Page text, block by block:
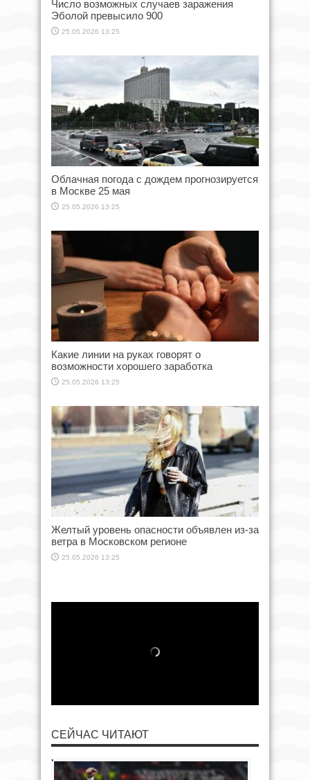
Число возможных случаев заражения
Эболой превысило 900
25.05.2026 13:25
Облачная погода с дождем прогнозируется
в Москве 25 мая
25.05.2026 13:25
Какие линии на руках говорят о
возможности хорошего заработка
25.05.2026 13:25
Желтый уровень опасности объявлен из-за
ветра в Московском регионе
25.05.2026 13:25
СЕЙЧАС ЧИТАЮТ